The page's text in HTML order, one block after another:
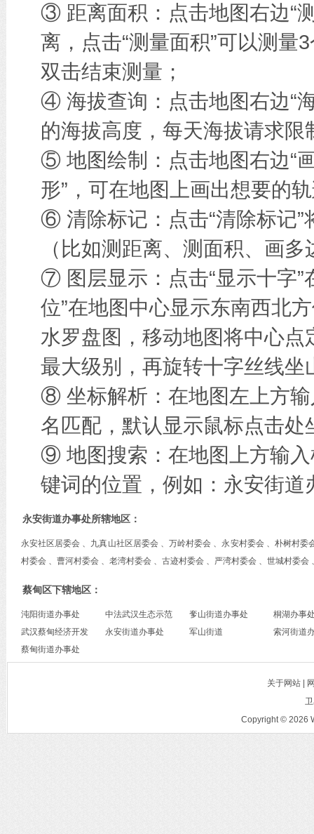
③ 距离面积：点击地图右边“
离，点击“测量面积”可以测量
双击结束测量；
④ 海拔查询：点击地图右边“
的海拔高度，每天海拔请求
⑤ 地图绘制：点击地图右边“画
形”，可在地图上画出想要的
⑥ 清除标记：点击“清除标记
（比如测距离、测面积、画多
⑦ 图层显示：点击“显示十字”
位”在地图中心显示东南西北
水罗盘图，移动地图将中心
最大级别，再旋转十字丝线坐
⑧ 坐标解析：在地图左上方
名匹配，默认显示鼠标点击处
⑨ 地图搜索：在地图上方输
键词的位置，例如：永安街
永安街道办事处所辖地区：
永安社区居委会 、九真山社区居委会 、万岭村委会 、永安村委会 、朴树村
村委会 、曹河村委会 、老湾村委会 、古迹村委会 、严湾村委会 、世城村委
蔡甸区下辖地区：
沌阳街道办事处
中法武汉生态示范
城管委会
奓山街道办事处
桐湖办事
武汉蔡甸经济开发
区管理委员会
永安街道办事处 军山街道
索河街道
蔡甸街道办事处
关于网站 |
Copyright © 2026